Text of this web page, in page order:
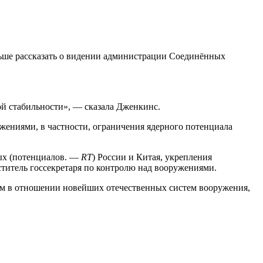
рассказать о видении администрации Соединённых
стабильности», — сказала Дженкинс.
в частности, ограничения ядерного потенциала
(потенциалов. — RT) России и Китая, укрепления
госсекретаря по контролю над вооружениями.
в отношении новейших отечественных систем вооружения,